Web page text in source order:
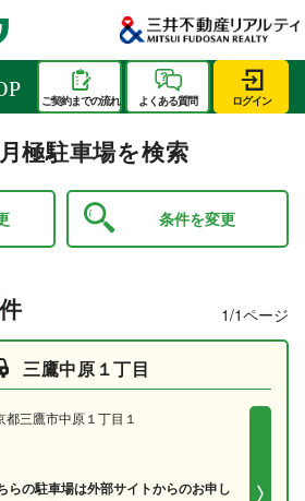
極駐車場を検索
条件を変更
1/1ページ
件
三鷹中原１丁目
都三鷹市中原１丁目１
らの駐車場は外部サイトからのお申し